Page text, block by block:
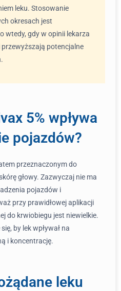
leku. Stosowanie
okresach jest
wtedy, gdy w opinii lekarza
potencjalne
5% wpływa
pojazdów?
przeznaczonym do
głowy. Zazwyczaj nie ma
pojazdów i
przy prawidłowej aplikacji
do krwiobiegu jest niewielkie.
by lek wpływał na
i koncentrację.
leku